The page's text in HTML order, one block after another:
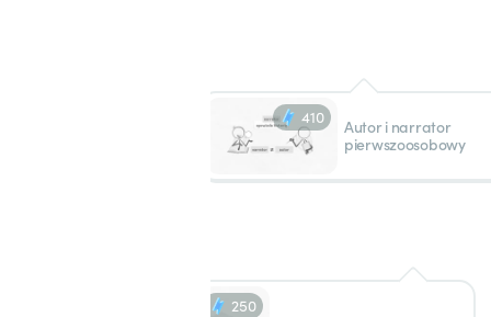
410
Autor i narrator
pierwszoosobowy
250